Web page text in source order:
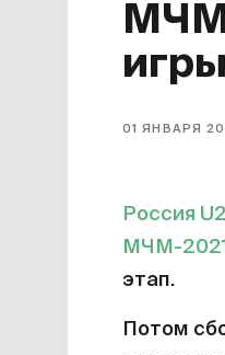
01 ЯНВАРЯ
Россия
МЧМ-2021
этап.
Потом